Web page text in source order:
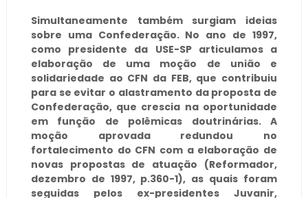
Simultaneamente também surgiam ideias
sobre uma Confederação. No ano de 1997,
como presidente da USE-SP articulamos a
elaboração de uma moção de união e
solidariedade ao CFN da FEB, que contribuiu
para se evitar o alastramento da proposta de
Confederação, que crescia na oportunidade
em função de polêmicas doutrinárias. A
moção aprovada redundou no
fortalecimento do CFN com a elaboração de
novas propostas de atuação (Reformador,
dezembro de 1997, p.360-1), as quais foram
seguidas pelos ex-presidentes Juvanir,